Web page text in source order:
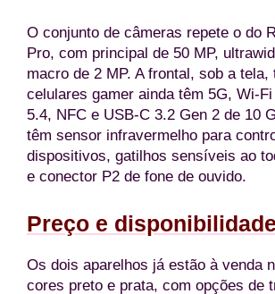
O conjunto de câmeras repete o do
Pro, com principal de 50 MP,
macro de 2 MP. A frontal, sob a tela,
celulares gamer ainda têm 5G, Wi-
5.4, NFC e USB-C 3.2 Gen 2 de 10
têm sensor infravermelho para
dispositivos, gatilhos sensíveis ao
e conector P2 de fone de ouvido.
Preço e disponibilidade
Os dois aparelhos já estão à venda
cores preto e prata, com opções de